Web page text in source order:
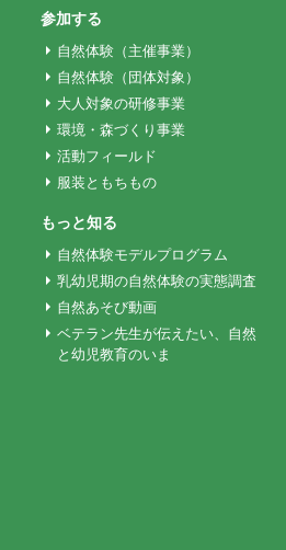
参加する
自然体験（主催事業）
自然体験（団体対象）
大人対象の研修事業
環境・森づくり事業
活動フィールド
服装ともちもの
もっと知る
自然体験モデルプログラム
乳幼児期の自然体験の実態調査
自然あそび動画
ベテラン先生が伝えたい、自然
と幼児教育のいま